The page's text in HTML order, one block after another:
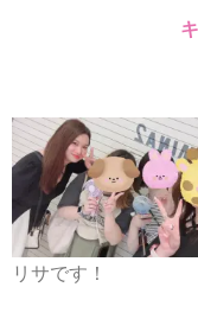
リサです！